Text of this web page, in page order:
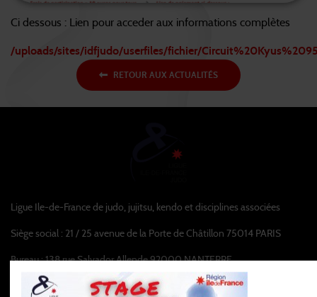
Ci dessous : Lien pour acceder aux informations complètes
/uploads/sites/idfjudo/userfiles/fichier/
RETOUR AUX ACTUALITÉS
Ligue Ile-de-France de judo, jujitsu, kendo et disciplines associées
Siège social : 21 / 25 avenue de la Porte de Châtillon 75014 PARIS
Bureau : 138 rue Salvador Allende 92000 NANTERRE
infos@idf-ffjudo.com